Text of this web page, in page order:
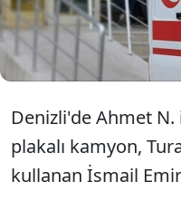
Denizli'de Ahmet N.
plakalı kamyon,
kullanan İsmail